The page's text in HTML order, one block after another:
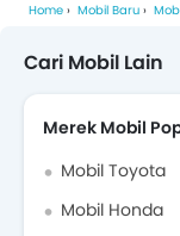
Home Mobil Baru
Cari Mobil Lain
Merek Mobil
Mobil Toyota
Mobil Honda